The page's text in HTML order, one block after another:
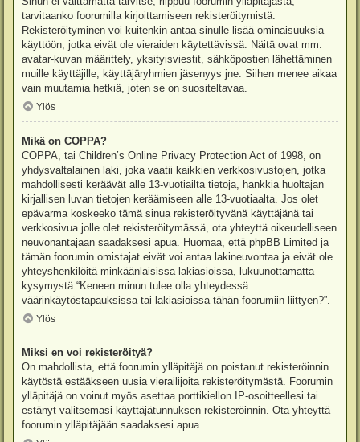
tarvitaanko foorumilla kirjoittamiseen rekisteröitymistä.
Rekisteröityminen voi kuitenkin antaa sinulle lisää ominaisuuksia
käyttöön, jotka eivät ole vieraiden käytettävissä. Näitä ovat mm.
avatar-kuvan määrittely, yksityisviestit, sähköpostien lähettäminen
muille käyttäjille, käyttäjäryhmien jäsenyys jne. Siihen menee aikaa
vain muutamia hetkiä, joten se on suositeltavaa.
Ylös
Mikä on COPPA?
COPPA, tai Children’s Online Privacy Protection Act of 1998, on
yhdysvaltalainen laki, joka vaatii kaikkien verkkosivustojen, jotka
mahdollisesti keräävät alle 13-vuotiailta tietoja, hankkia huoltajan
kirjallisen luvan tietojen keräämiseen alle 13-vuotiaalta. Jos olet
epävarma koskeeko tämä sinua rekisteröityvänä käyttäjänä tai
verkkosivua jolle olet rekisteröitymässä, ota yhteyttä oikeudelliseen
neuvonantajaan saadaksesi apua. Huomaa, että phpBB Limited ja
tämän foorumin omistajat eivät voi antaa lakineuvontaa ja eivät ole
yhteyshenkilöitä minkäänlaisissa lakiasioissa, lukuunottamatta
kysymystä “Keneen minun tulee olla yhteydessä
väärinkäytöstapauksissa tai lakiasioissa tähän foorumiin liittyen?”.
Ylös
Miksi en voi rekisteröityä?
On mahdollista, että foorumin ylläpitäjä on poistanut rekisteröinnin
käytöstä estääkseen uusia vierailijoita rekisteröitymästä. Foorumin
ylläpitäjä on voinut myös asettaa porttikiellon IP-osoitteellesi tai
estänyt valitsemasi käyttäjätunnuksen rekisteröinnin. Ota yhteyttä
foorumin ylläpitäjään saadaksesi apua.